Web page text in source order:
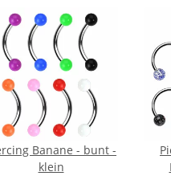
Banane - bunt -
klein